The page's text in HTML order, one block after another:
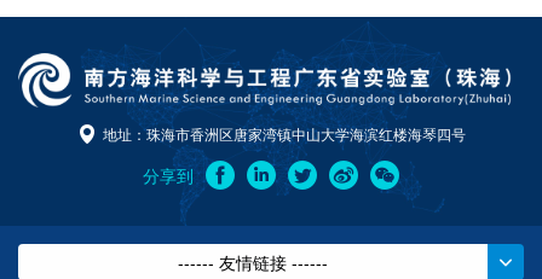
地址：珠海市香洲区唐家湾镇中山大学海滨红楼海琴四号
分享到
------ 友情链接 ------